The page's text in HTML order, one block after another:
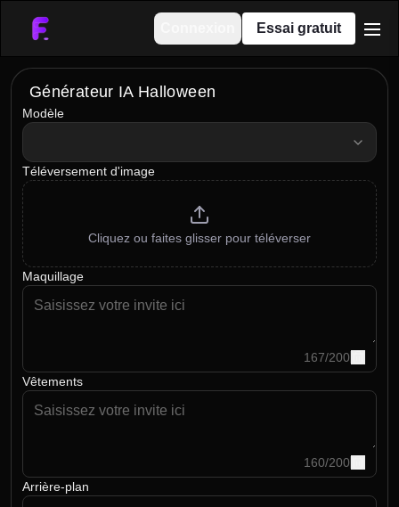
Essai gratuit
Générateur IA Halloween
Modèle
model
Téléversement d'image
Cliquez ou faites glisser pour téléverser
Maquillage
167/200
Vêtements
160/200
Arrière-plan